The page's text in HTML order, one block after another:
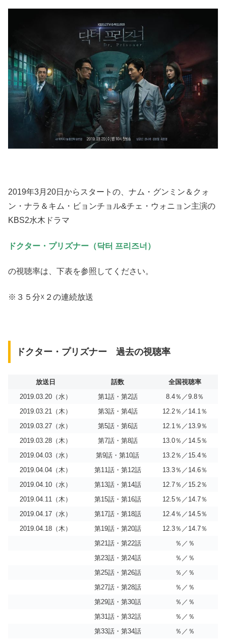
2019年3月20日からスタートの、ナム・グンミン＆クォ
ン・ナラ＆キム・ビョンチョル&チェ・ウォニョン主演の
KBS2水木ドラマ
ドクター・プリズナー（닥터 프리즈너）
の視聴率は、下表を参照してください。
※３５分☓２の連続放送
ドクター・プリズナー 過去の視聴率
放送日 話数
全国視聴率
2019.03.20（水）
第1話・第2話
8.4％／9.8％
2019.03.21（木）
第3話・第4話
12.2％／14.1％
2019.03.27（水）
第5話・第6話
12.1％／13.9％
2019.03.28（木）
第7話・第8話
13.0％／14.5％
2019.04.03（水）
第9話・第10話
13.2％／15.4％
2019.04.04（木）
第11話・第12話
13.3％／14.6％
2019.04.10（水）
第13話・第14話
12.7％／15.2％
2019.04.11（木）
第15話・第16話
12.5％／14.7％
2019.04.17（水）
第17話・第18話
12.4％／14.5％
2019.04.18（木）
第19話・第20話
12.3％／14.7％
第21話・第22話
％／％
第23話・第24話
％／％
第25話・第26話
％／％
第27話・第28話
％／％
第29話・第30話
％／％
第31話・第32話
％／％
第33話・第34話
％／％